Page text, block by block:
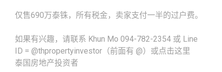
仅售690万泰铢，所有税金，卖家支付一半的过户费。
如果有兴趣，请联系 Khun Mo 094-782-2354 或 Line
ID = @thpropertyinvestor（前面有 @）或点击这里
泰国房地产投资者